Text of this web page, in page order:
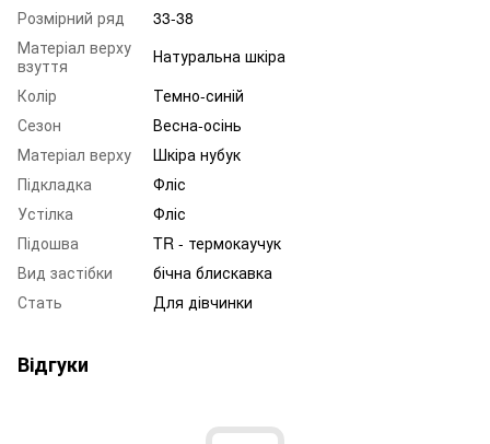
Розмірний ряд
33-38
Матеріал верху
взуття
Натуральна шкіра
Колір
Темно-синій
Сезон
Весна-осінь
Матеріал верху
Шкіра нубук
Підкладка
Фліс
Устілка
Фліс
Підошва
TR - термокаучук
Вид застібки
бічна блискавка
Стать
Для дівчинки
Відгуки